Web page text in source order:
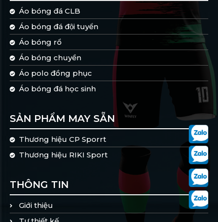
Áo bóng đá CLB
Áo bóng đá đội tuyển
Áo bóng rổ
Áo bóng chuyền
Áo polo đồng phục
Áo bóng đá học sinh
SẢN PHẨM MAY SẴN
Thương hiệu CP Sporrt
Thương hiệu RIKI Sport
THÔNG TIN
Giới thiệu